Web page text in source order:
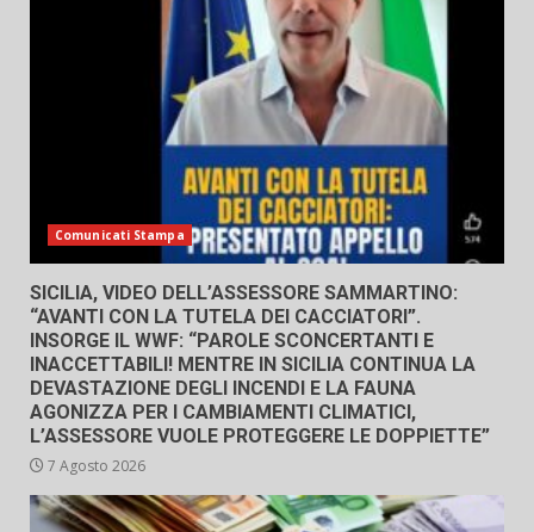
Comunicati Stampa
SICILIA, VIDEO DELL’ASSESSORE SAMMARTINO:
“AVANTI CON LA TUTELA DEI CACCIATORI”.
INSORGE IL WWF: “PAROLE SCONCERTANTI E
INACCETTABILI! MENTRE IN SICILIA CONTINUA LA
DEVASTAZIONE DEGLI INCENDI E LA FAUNA
AGONIZZA PER I CAMBIAMENTI CLIMATICI,
L’ASSESSORE VUOLE PROTEGGERE LE DOPPIETTE”
7 Agosto 2026